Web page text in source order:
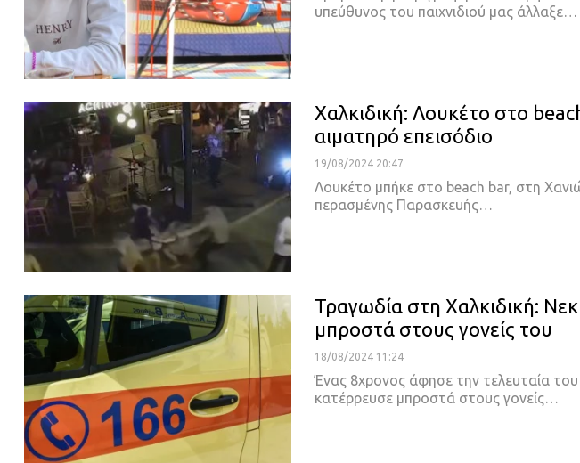
υπεύθυνος του παιχνιδιού μας άλλαξε…
Χαλκιδική: Λουκέτο στο
αιματηρό επεισόδιο
19/08/2024 20:47
Λουκέτο μπήκε στο beach bar, στη
περασμένης Παρασκευής…
Τραγωδία στη Χαλκιδική:
μπροστά στους γονείς του
18/08/2024 11:24
Ένας 8χρονος άφησε την τελευταία
κατέρρευσε μπροστά στους γονείς…